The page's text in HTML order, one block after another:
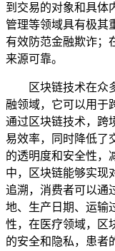
到交易的对象和具体
管理等领域具有极其
有效防范金融欺诈；
来源可靠。
区块链技术在众
融领域，它可以用于
通过区块链技术，跨
易效率，同时降低了
的透明度和安全性，
中，区块链能够实现
追溯，消费者可以通
地、生产日期、运输
性，在医疗领域，区
的安全和隐私，患者